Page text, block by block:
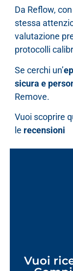
Da Reflow, con
stessa
valutazione
protocolli
Se cerchi un’
sicura e
Remove.
Vuoi scoprire
le recensioni
Vuoi